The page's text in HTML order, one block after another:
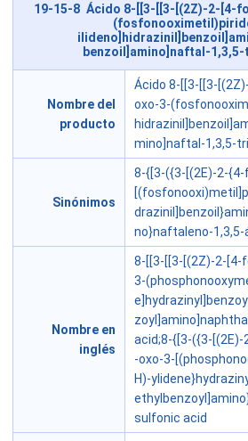
19-15-8 Ácido 8-[[3-[[3-[(2Z)-2-[4-
benzoil]amino]naftal-
Nombre del
producto
Ácido 8-[[3-[[3-
oxo-3-
mino]naftal-1,3,5-
Sinónimos
8-{[3-({3-[(2E)-2-
no}naftaleno-
Nombre en
inglés
8-[[3-[[3-[(2Z)-2-[4-
3-
acid;8-{[3-({3-
-oxo-3-
H)-
sulfonic acid